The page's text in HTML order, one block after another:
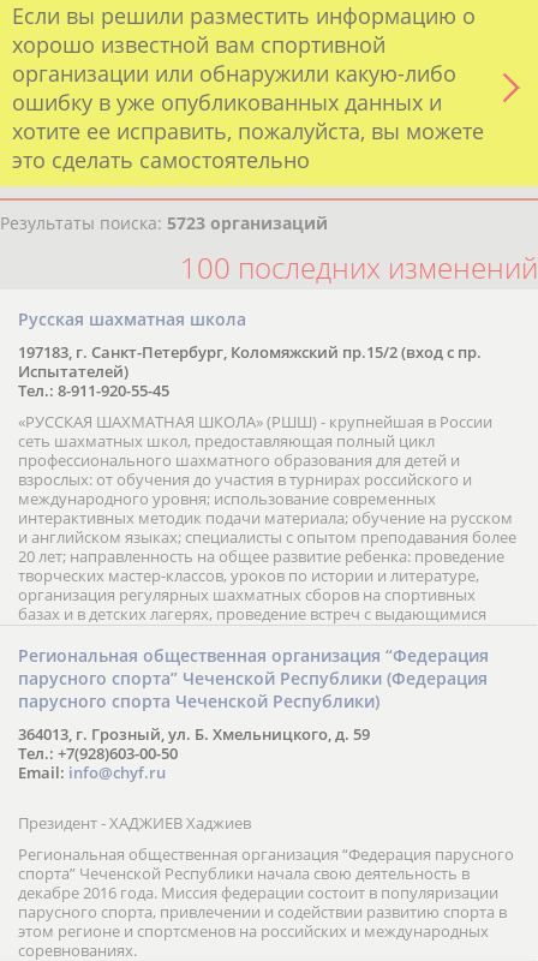
Если вы решили разместить информацию о
хорошо известной вам спортивной
организации или обнаружили какую-либо
ошибку в уже опубликованных данных и
хотите ее исправить, пожалуйста, вы можете
это сделать самостоятельно
Результаты поиска: 5723 организаций
100 последних изменений
Русская шахматная школа
197183, г. Санкт-Петербург, Коломяжский пр.15/2 (вход с пр.
Испытателей)
Тел.: 8-911-920-55-45
«РУССКАЯ ШАХМАТНАЯ ШКОЛА» (РШШ) - крупнейшая в России
сеть шахматных школ, предоставляющая полный цикл
профессионального шахматного образования для детей и
взрослых: от обучения до участия в турнирах российского и
международного уровня; использование современных
интерактивных методик подачи материала; обучение на русском
и английском языках; специалисты с опытом преподавания более
20 лет; направленность на общее развитие ребенка: проведение
творческих мастер-классов, уроков по истории и литературе,
организация регулярных шахматных сборов на спортивных
базах и в детских лагерях, проведение встреч с выдающимися
шахматистами; корпоративное обучение; онлайн обучение в
форме вебинаров и индивидуальных занятий, круглые столы
российских и международных тренеров, организация фестивалей;
онлайн трансляция мероприятий и турниров.
Региональная общественная организация “Федерация
парусного спорта” Чеченской Республики (Федерация
парусного спорта Чеченской Республики)
364013, г. Грозный, ул. Б. Хмельницкого, д. 59
Тел.: +7(928)603-00-50
Email: info@chyf.ru
Президент - ХАДЖИЕВ Хаджиев
Региональная общественная организация “Федерация парусного
спорта” Чеченской Республики начала свою деятельность в
декабре 2016 года. Миссия федерации состоит в популяризации
парусного спорта, привлечении и содействии развитию спорта в
этом регионе и спортсменов на российских и международных
соревнованиях.